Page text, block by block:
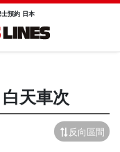
預約 日本
白天車次
反向區間